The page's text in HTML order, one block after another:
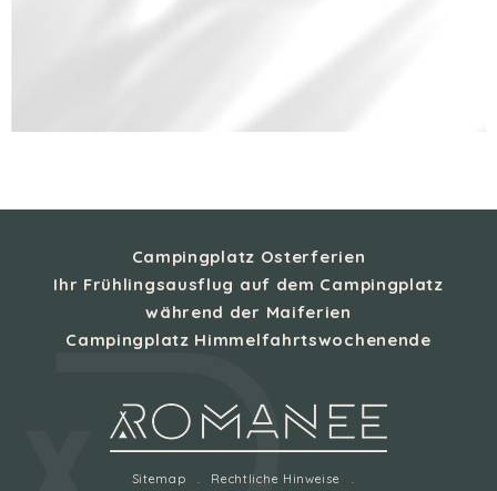
Campingplatz Osterferien
Ihr Frühlingsausflug auf dem Campingplatz
während der Maiferien
Campingplatz Himmelfahrtswochenende
Sitemap Rechtliche Hinweise